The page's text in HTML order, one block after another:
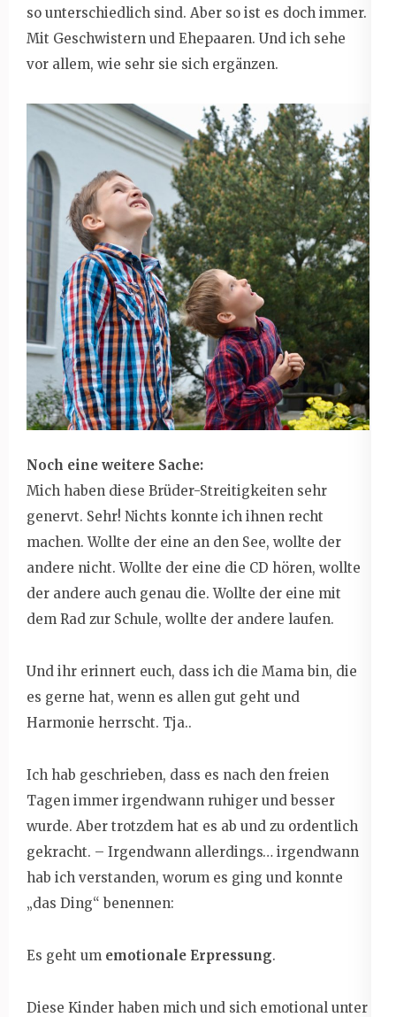
so unterschiedlich sind. Aber so ist es doch immer.
Mit Geschwistern und Ehepaaren. Und ich sehe
vor allem, wie sehr sie sich ergänzen.
Noch eine weitere Sache:
Mich haben diese Brüder-Streitigkeiten sehr
genervt. Sehr! Nichts konnte ich ihnen recht
machen. Wollte der eine an den See, wollte der
andere nicht. Wollte der eine die CD hören, wollte
der andere auch genau die. Wollte der eine mit
dem Rad zur Schule, wollte der andere laufen.
Und ihr erinnert euch, dass ich die Mama bin, die
es gerne hat, wenn es allen gut geht und
Harmonie herrscht. Tja..
Ich hab geschrieben, dass es nach den freien
Tagen immer irgendwann ruhiger und besser
wurde. Aber trotzdem hat es ab und zu ordentlich
gekracht. – Irgendwann allerdings… irgendwann
hab ich verstanden, worum es ging und konnte
„das Ding“ benennen:
Es geht um emotionale Erpressung.
Diese Kinder haben mich und sich emotional unter